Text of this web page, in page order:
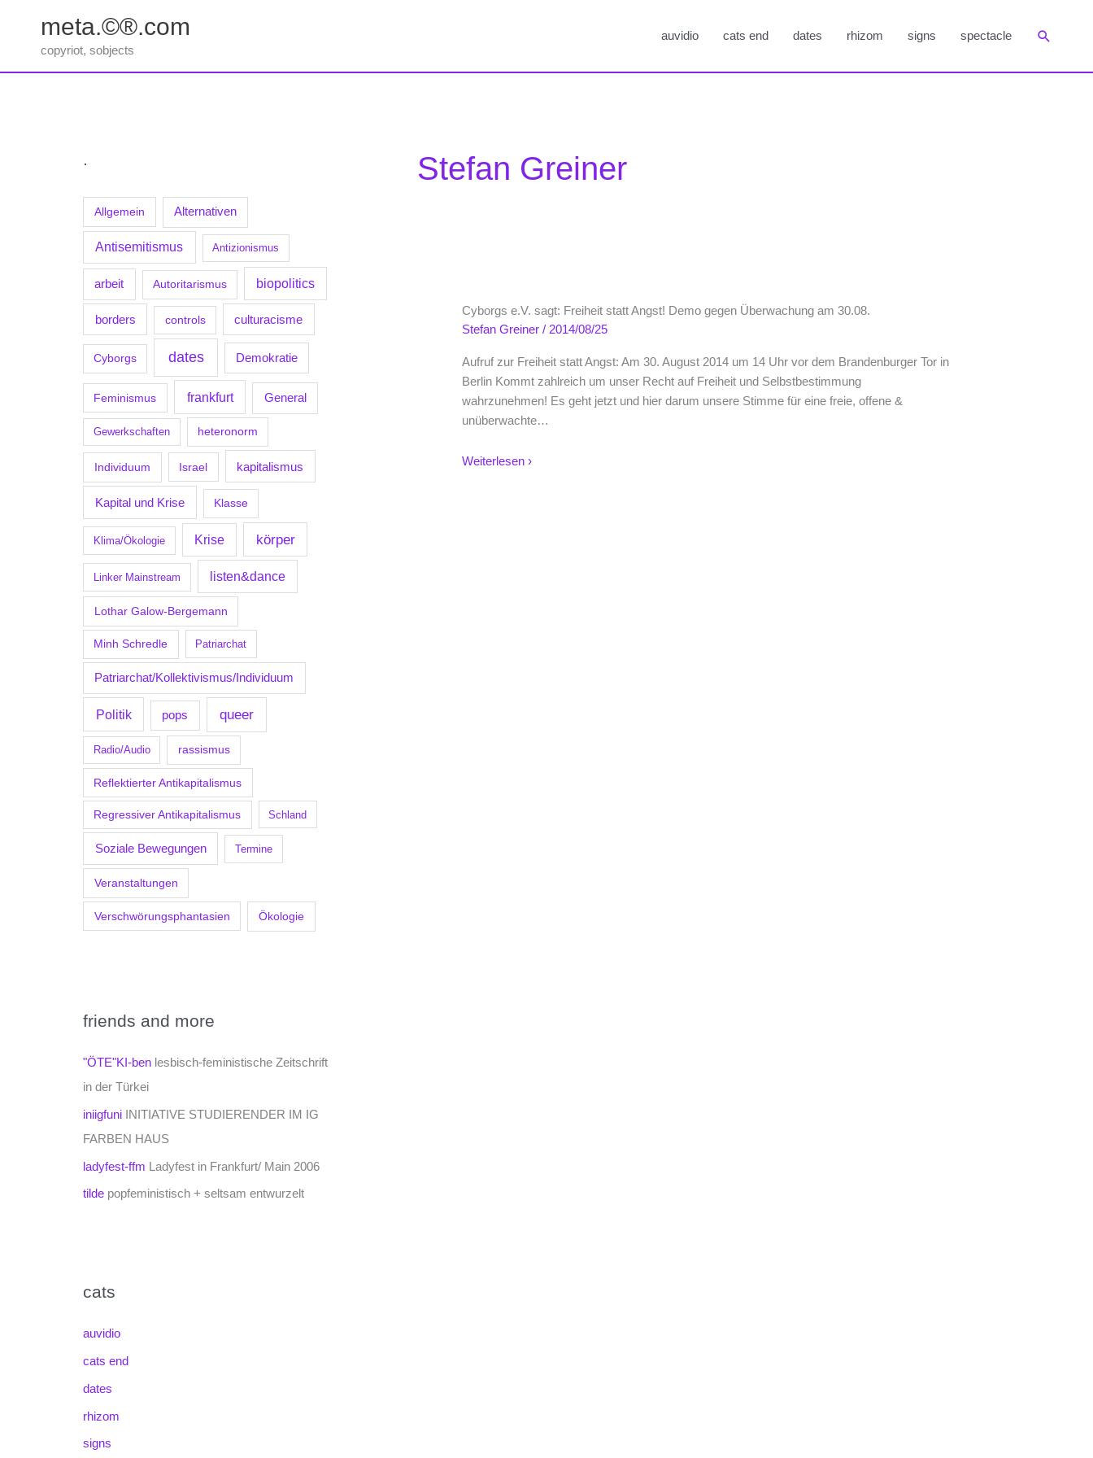
springen
meta.©®.com
copyriot, sobjects
auvidio cats end dates rhizom signs spectacle Suchen
.
Allgemein Alternativen
Antisemitismus Antizionismus
arbeit Autoritarismus biopolitics
borders controls culturacisme
Cyborgs dates Demokratie
Feminismus frankfurt General
Gewerkschaften heteronorm
Individuum Israel kapitalismus
Kapital und Krise Klasse
Klima/Ökologie Krise körper
Linker Mainstream listen&dance
Lothar Galow-Bergemann
Minh Schredle Patriarchat
Patriarchat/Kollektivismus/Individuum
Politik pops queer
Radio/Audio rassismus
Reflektierter Antikapitalismus
Regressiver Antikapitalismus Schland
Soziale Bewegungen Termine
Veranstaltungen
Verschwörungsphantasien Ökologie
friends and more
"ÖTE"KI-ben lesbisch-feministische Zeitschrift
in der Türkei
iniigfuni INITIATIVE STUDIERENDER IM IG
FARBEN HAUS
ladyfest-ffm Ladyfest in Frankfurt/ Main 2006
tilde popfeministisch + seltsam entwurzelt
cats
auvidio
cats end
dates
rhizom
signs
Stefan Greiner
Cyborgs e.V. sagt: Freiheit statt Angst! Demo gegen Überwachung am 30.08.
Stefan Greiner/ 2014/08/25
Aufruf zur Freiheit statt Angst: Am 30. August 2014 um 14 Uhr vor dem Brandenburger Tor in
Berlin Kommt zahlreich um unser Recht auf Freiheit und Selbstbestimmung
wahrzunehmen! Es geht jetzt und hier darum unsere Stimme für eine freie, offene &
unüberwachte…
Weiterlesen ›